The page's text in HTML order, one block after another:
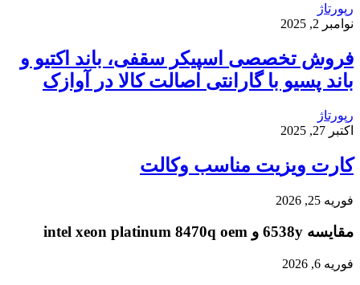
رپورتاژ
نوامبر 2, 2025
فروش تخصصی اسپیکر سقفی، باند اکتیو و
باند پسیو با گارانتی اصالت کالا در آوازک
رپورتاژ
اکتبر 27, 2025
کارت ویزیت مناسب وکالت
فوریه 25, 2026
مقایسه 6538y و intel xeon platinum 8470q oem
فوریه 6, 2026